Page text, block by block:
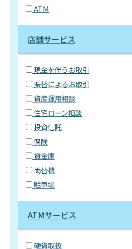
ATM
店舗サービス
現金を伴うお取引
振替によるお取引
資産運用相談
住宅ローン相談
投資信託
保険
貸金庫
両替機
駐車場
ATMサービス
硬貨取扱